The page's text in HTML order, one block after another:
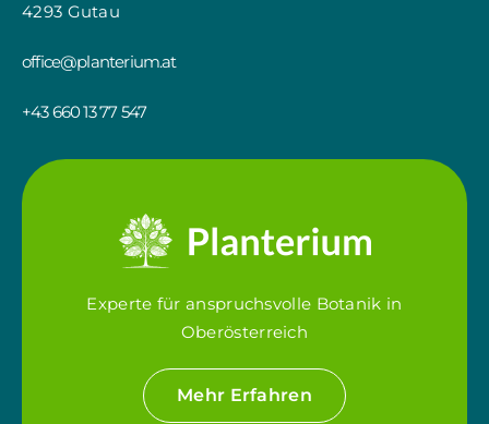
4293 Gutau
office@planterium.at
+43 660 13 77 547
Experte für anspruchsvolle Botanik in
Oberösterreich
Mehr Erfahren